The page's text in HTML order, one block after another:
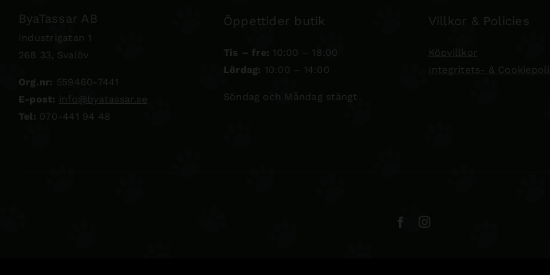
ByaTassar AB
Industrigatan 1
268 33, Svalöv
Org.nr: 559460-7441
E-post: info@byatassar.se
Tel: 070-441 94 48
Öppettider butik
Tis – fre: 10:00 – 18:00
Lördag: 10:00 – 14:00
Söndag och Måndag stängt
Villkor & Policies
Köpvillkor
Integritets- &